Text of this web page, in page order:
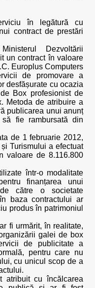
în legătură cu
contract de prestări
Dezvoltării
un contract în valoare
Europlus Computers
de promovare a
desfășurate cu ocazia
Box profesionist de
Metoda de atribuire a
publicarea unui anunț
fie rambursată din
de 1 februarie 2012,
Turismului a efectuat
valoare de 8.116.800
într-o modalitate
finanțarea unui
către o societate
baza contractului ar
produs în patrimoniul
fi urmărit, în realitate,
galei de box
de publicitate a
pentru care nu
cu unicul scop de a
atribuit cu încălcarea